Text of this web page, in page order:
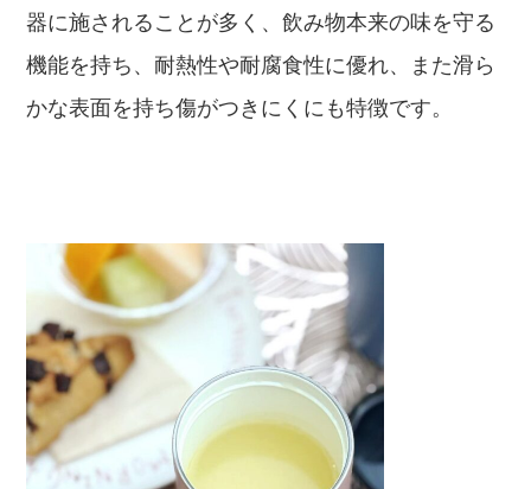
器に施されることが多く、飲み物本来の味を守る
機能を持ち、耐熱性や耐腐食性に優れ、また滑ら
かな表面を持ち傷がつきにくにも特徴です。